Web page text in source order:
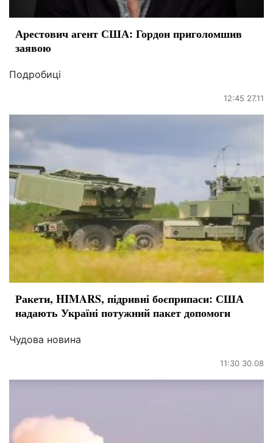
Арестович агент США: Гордон приголомшив
заявою
Подробиці
12:45 27.11
Ракети, HIMARS, підривні боєприпаси: США
надають Україні потужний пакет допомоги
Чудова новина
11:30 30.08